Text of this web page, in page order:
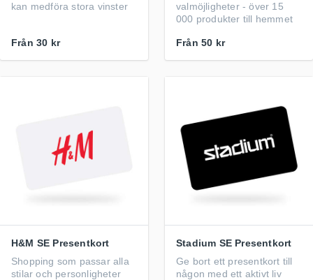
kan medföra stora vinster
Från 30 kr
valmöjligheter - över 15
000 produkter till hemmet
Från 50 kr
H&M SE Presentkort
Shopping som passar alla
stilar och personligheter
Stadium SE Presentkort
Ge bort ett presentkort till
någon med ett aktivt liv